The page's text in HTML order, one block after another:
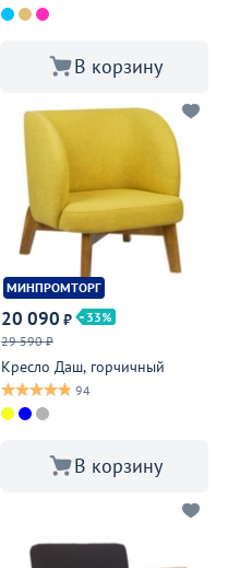
В корзину
МИНПРОМТОРГ
20 090 ₽
33
29 590 ₽
Кресло Даш, горчичный
94
В корзину